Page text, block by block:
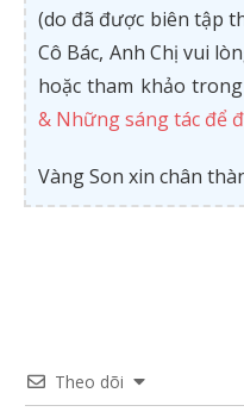
(do đã được biên tập
Cô Bác, Anh Chị vui
hoặc tham khảo
& Những sáng tác để
Vàng Son xin chân
Theo dõi